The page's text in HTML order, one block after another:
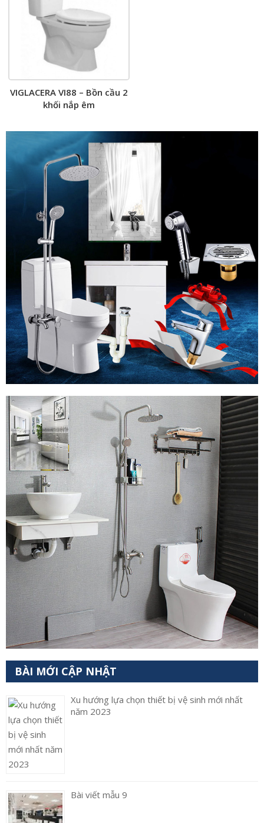
VIGLACERA VI88 – Bồn cầu 2
khối nắp êm
BÀI MỚI CẬP NHẬT
Xu hướng lựa chọn thiết bị vệ sinh mới nhất
năm 2023
Bài viết mẫu 9